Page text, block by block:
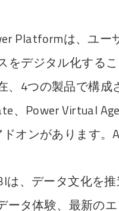
Platformは、ユー
をデジタル化する
4つの製品で構成
、Power Virtual
オンがあります。
は、データ文化を
ータ体験、最新の